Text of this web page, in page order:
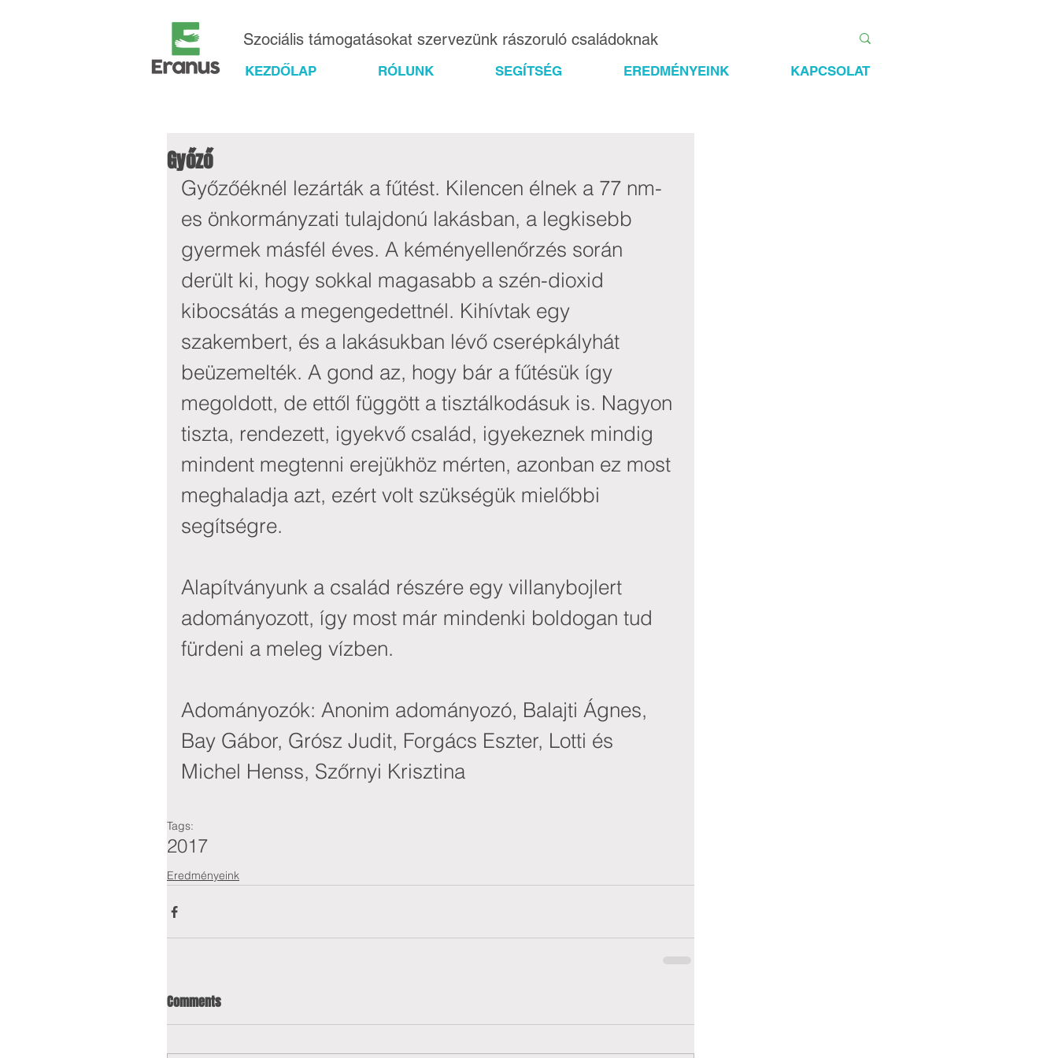
Szociális támogatásokat szervezünk rászoruló családoknak
KEZDŐLAP RÓLUNK SEGÍTSÉG EREDMÉNYEINK KAPCSOLAT
Győző
Győzőéknél lezárták a fűtést. Kilencen élnek a 77 nm-
es önkormányzati tulajdonú lakásban, a legkisebb
gyermek másfél éves. A kéményellenőrzés során
derült ki, hogy sokkal magasabb a szén-dioxid
kibocsátás a megengedettnél. Kihívtak egy
szakembert, és a lakásukban lévő cserépkályhát
beüzemelték. A gond az, hogy bár a fűtésük így
megoldott, de ettől függött a tisztálkodásuk is. Nagyon
tiszta, rendezett, igyekvő család, igyekeznek mindig
mindent megtenni erejükhöz mérten, azonban ez most
meghaladja azt, ezért volt szükségük mielőbbi
segítségre.
Alapítványunk a család részére egy villanybojlert
adományozott, így most már mindenki boldogan tud
fürdeni a meleg vízben.
Adományozók: Anonim adományozó, Balajti Ágnes,
Bay Gábor, Grósz Judit, Forgács Eszter, Lotti és
Michel Henss, Szőrnyi Krisztina
Tags:
2017
Eredményeink
Comments